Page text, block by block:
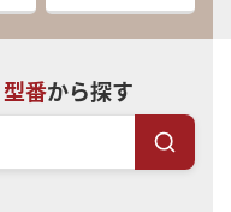
型番から探す